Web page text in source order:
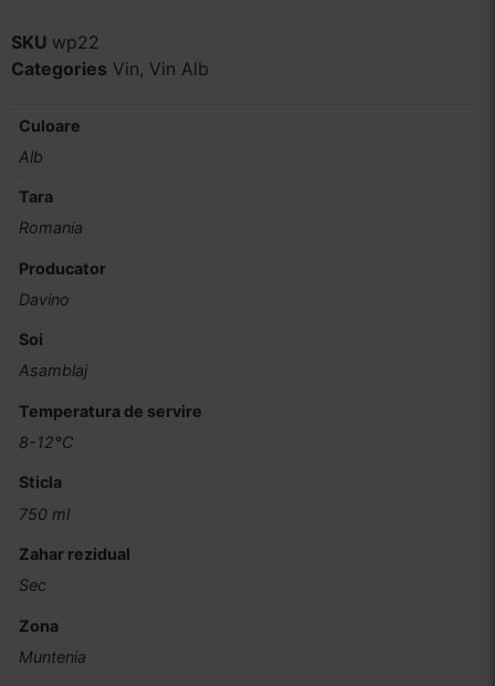
SKU wp22
Categories Vin, Vin Alb
Culoare
Alb
Tara
Romania
Producator
Davino
Soi
Asamblaj
Temperatura de servire
8-12°C
Sticla
750 ml
Zahar rezidual
Sec
Zona
Muntenia